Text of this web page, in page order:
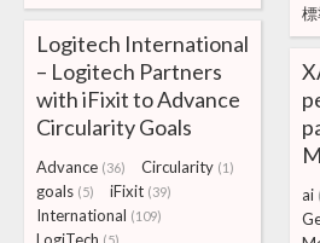
Logitech International
– Logitech Partners
with iFixit to Advance
Circularity Goals
Advance (36) Circularity (1)
goals (5) iFixit (39)
International (109)
ai